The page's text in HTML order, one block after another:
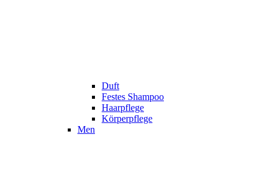
Duft
Festes Shampoo
Haarpflege
Körperpflege
Men